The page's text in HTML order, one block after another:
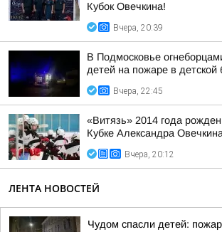
Кубок Овечкина!
Вчера, 20:39
В Подмосковье
детей на пожаре в детской
Вчера, 22:45
«Витязь» 2014 года
Кубке Александра Овечкина
Вчера, 20:12
ЛЕНТА НОВОСТЕЙ
Чудом спасли детей: